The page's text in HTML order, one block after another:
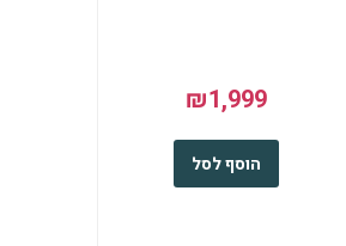
₪1,999
הוסף לסל